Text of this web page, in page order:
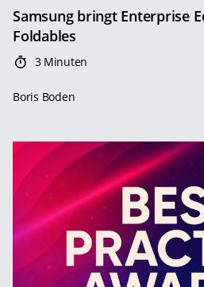
Samsung bringt Enterprise
Foldables
3 Minuten
Boris Boden